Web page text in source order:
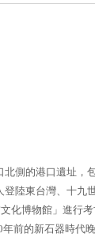
側的港口遺址，
陸東台灣、十九
化博物館」進行
前的新石器時代